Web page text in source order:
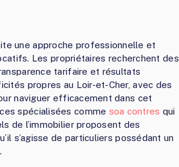
une approche professionnelle et
Les propriétaires recherchent des
tarifaire et résultats
propres au Loir-et-Cher, avec des
naviguer efficacement dans cet
spécialisées comme soa contres qui
de l’immobilier proposent des
s’agisse de particuliers possédant un